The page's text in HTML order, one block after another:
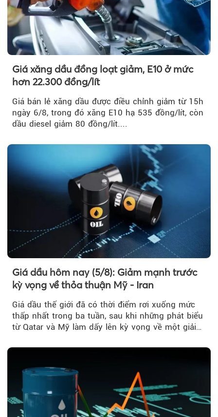
Giá xăng dầu đồng loạt giảm, E10 ở mức
hơn 22.300 đồng/lít
Giá bán lẻ xăng dầu được điều chỉnh giảm từ 15h
ngày 6/8, trong đó xăng E10 hạ 535 đồng/lít, còn
dầu diesel giảm 80 đồng/lít....
Giá dầu hôm nay (5/8): Giảm mạnh trước
kỳ vọng về thỏa thuận Mỹ - Iran
Giá dầu thế giới đã có thời điểm rơi xuống mức
thấp nhất trong ba tuần, sau khi những phát biểu
từ Qatar và Mỹ làm dấy lên kỳ vọng về một giải
Iran.